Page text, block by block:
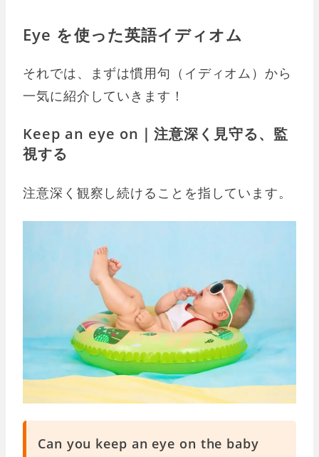
Eye を使った英語イディオム
それでは、まずは慣用句（イディオム）から
一気に紹介していきます！
Keep an eye on｜注意深く見守る、監
視する
注意深く観察し続けることを指しています。
Can you keep an eye on the baby